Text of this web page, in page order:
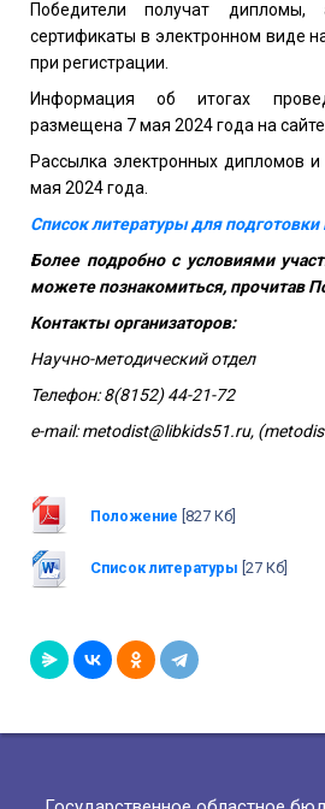
Победители получат
сертификаты в электронном виде
при регистрации.
Информация об итогах
размещена 7 мая 2024 года на
Рассылка электронных дипломов
мая 2024 года.
Список литературы для
Более подробно с условиями
можете познакомиться, прочитав
Контакты организаторов:
Научно-методический отдел
Телефон: 8(8152) 44-21-72
e-mail: metodist@libkids51.ru,
Положение [827 Кб]
Список литературы [27 Кб]